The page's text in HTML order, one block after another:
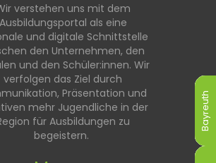
Bayreuth
Bayreuth
Bayreuth
Bayreuth
Bayreuth
Bayreuth
verstehen uns mit dem
Ausbildungsportal als eine
und digitale Schnittstelle
den Unternehmen, den
und den Schüler:innen. Wir
verfolgen das Ziel durch
Präsentation und
mehr Jugendliche in der
für Ausbildungen zu
begeistern.